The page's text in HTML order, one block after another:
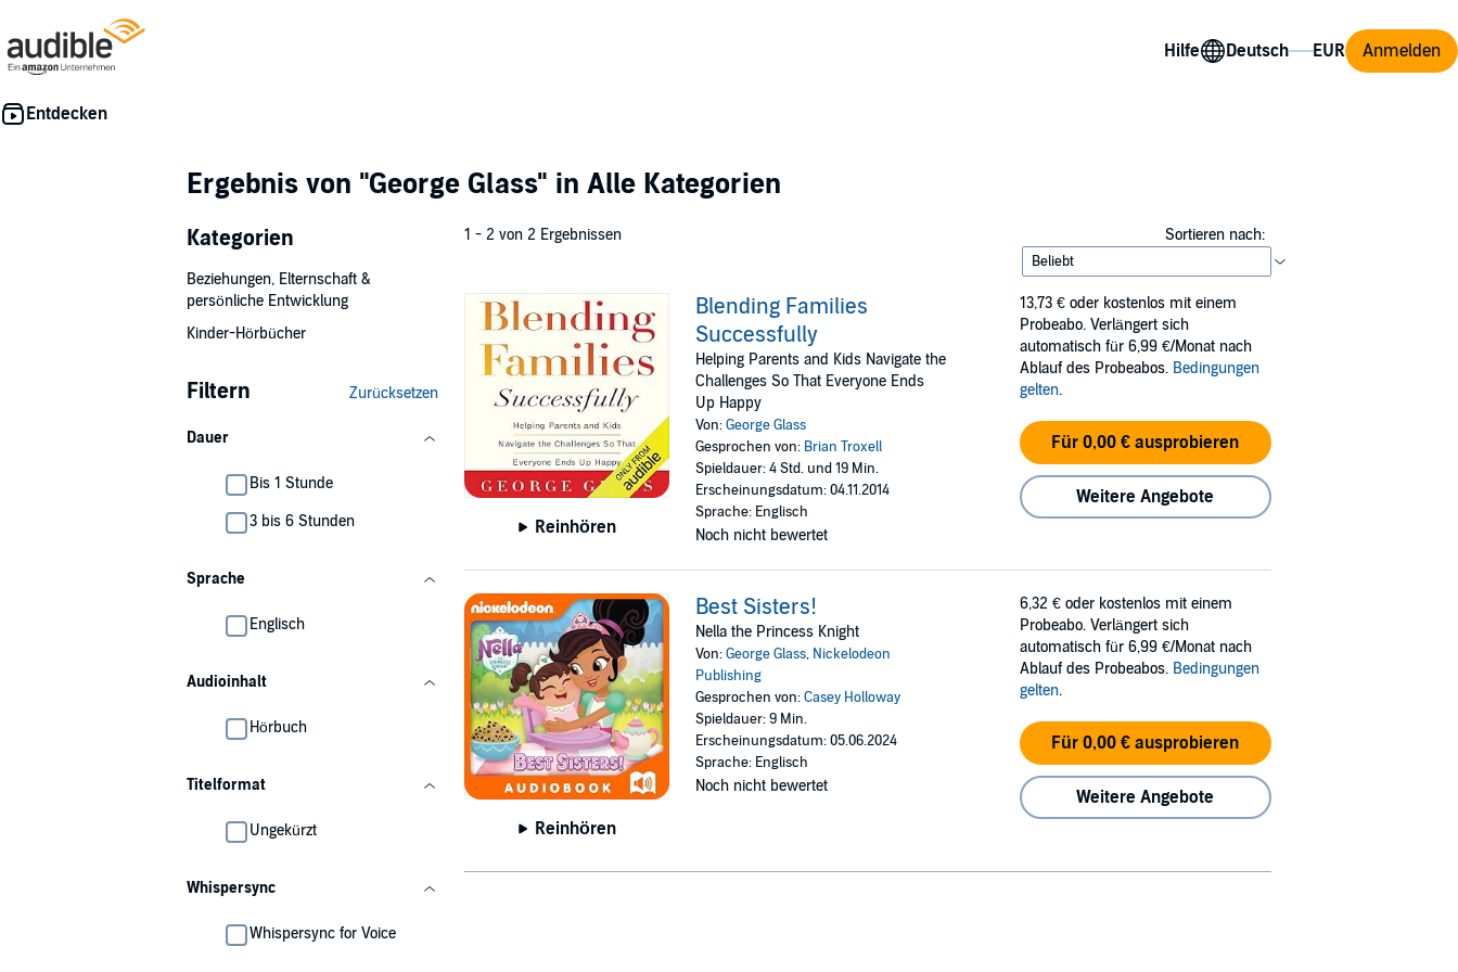
Hilfe Anmelden
Ergebnis von "George Glass" in Alle Kategorien
Kategorien
Beziehungen, Elternschaft &
persönliche Entwicklung
Kinder-Hörbücher
Filtern Zurücksetzen
Dauer
Bis 1 Stunde
3 bis 6 Stunden
Sprache
Englisch
Audioinhalt
Hörbuch
Titelformat
Ungekürzt
Whispersync
Whispersync for Voice
1 - 2 von 2 Ergebnissen Sortieren nach:
Reinhören
Blending Families
Successfully
Helping Parents and Kids Navigate the
Challenges So That Everyone Ends
Up Happy
Von:George Glass
Gesprochen von: Brian Troxell
Spieldauer: 4 Std. und 19 Min.
Erscheinungsdatum: 04.11.2014
Sprache: Englisch
Noch nicht bewertet
13,73 € oder kostenlos mit einem
Probeabo. Verlängert sich
automatisch für 6,99 €/Monat nach
Ablauf des Probeabos. Bedingungen
gelten.
Für 0,00 € ausprobieren
Weitere Angebote
Reinhören
Best Sisters!
Nella the Princess Knight
Von:George Glass, Nickelodeon
Publishing
Gesprochen von:Casey Holloway
Spieldauer: 9 Min.
Erscheinungsdatum: 05.06.2024
Sprache: Englisch
Noch nicht bewertet
6,32 € oder kostenlos mit einem
Probeabo. Verlängert sich
automatisch für 6,99 €/Monat nach
Ablauf des Probeabos. Bedingungen
gelten.
Für 0,00 € ausprobieren
Weitere Angebote